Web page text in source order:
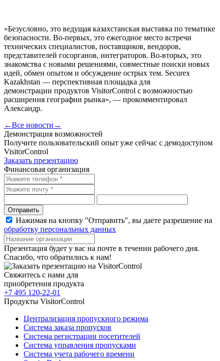
«Безусловно, это ведущая казахстанская выставка по тематике
безопасности. Во-первых, это ежегодное место встречи
технических специалистов, поставщиков, вендоров,
представителей госорганов, интеграторов. Во-вторых, это
знакомства с новыми решениями, совместные поиски новых
идей, обмен опытом и обсуждение острых тем. Securex
Kazakhstan — перспективная площадка для
демонстрации продуктов VisitorControl с возможностью
расширения географии рынка», — прокомментировал
Александр.
←Все новости →
Демонстрация возможностей
Получите пользовательский опыт уже сейчас с демодоступом
VisitorControl
Заказать презентацию
Финансовая организация
Отправить
Нажимая на кнопку "Отправить", вы даете разрешение на
обработку персональных данных
Презентация будет у вас на почте в течении рабочего дня.
Спасибо, что обратились к нам!
Свяжитесь с нами для
приобретения продукта
+7 495 120-22-01
Продукты VisitorControl
Централизация пропускного режима
Система заказа пропусков
Система регистрации посетителей
Система управления пропусками
Система учета рабочего времени